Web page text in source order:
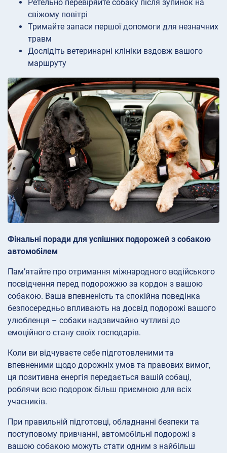
Ретельно перевіряйте собаку після зупинок на
свіжому повітрі
Тримайте запаси першої допомоги для незначних
травм
Дослідіть ветеринарні клініки вздовж вашого
маршруту
Фінальні поради для успішних подорожей з собакою
автомобілем
Пам’ятайте про отримання міжнародного водійського
посвідчення перед подорожжю за кордон з вашою
собакою. Ваша впевненість та спокійна поведінка
безпосередньо впливають на досвід подорожі вашого
улюбленця – собаки надзвичайно чутливі до
емоційного стану своїх господарів.
Коли ви відчуваєте себе підготовленими та
впевненими щодо дорожніх умов та правових вимог,
ця позитивна енергія передається вашій собаці,
роблячи всю подорож більш приємною для всіх
учасників.
При правильній підготовці, обладнанні безпеки та
поступовому привчанні, автомобільні подорожі з
вашою собакою можуть стати одним з найбільш